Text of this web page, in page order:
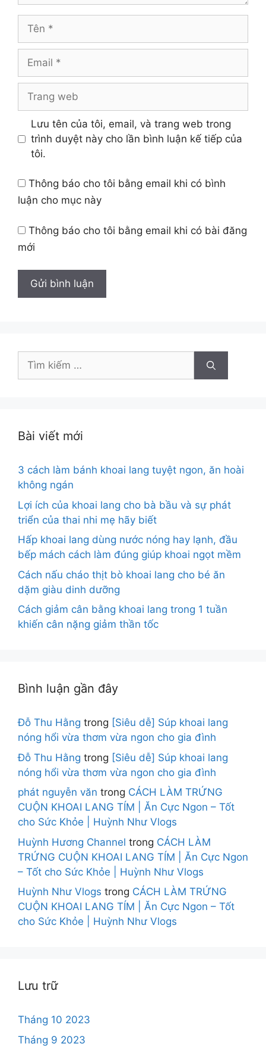
web
Lưu tên của tôi, email, và trang web trong
trình duyệt này cho lần bình luận kế tiếp của
tôi.
Thông báo cho tôi bằng email khi có bình
luận cho mục này
Thông báo cho tôi bằng email khi có bài đăng
mới
Tìm
Bài viết mới
3 cách làm bánh khoai lang tuyệt ngon, ăn hoài
không ngán
Lợi ích của khoai lang cho bà bầu và sự phát
triển của thai nhi mẹ hãy biết
Hấp khoai lang dùng nước nóng hay lạnh, đầu
bếp mách cách làm đúng giúp khoai ngọt mềm
Cách nấu cháo thịt bò khoai lang cho bé ăn
dặm giàu dinh dưỡng
Cách giảm cân bằng khoai lang trong 1 tuần
khiến cân nặng giảm thần tốc
Bình luận gần đây
Đỗ Thu Hằng trong [Siêu dễ] Súp khoai lang
nóng hổi vừa thơm vừa ngon cho gia đình
Đỗ Thu Hằng trong [Siêu dễ] Súp khoai lang
nóng hổi vừa thơm vừa ngon cho gia đình
phát nguyễn văn trong CÁCH LÀM TRỨNG
CUỘN KHOAI LANG TÍM | Ăn Cực Ngon – Tốt
cho Sức Khỏe | Huỳnh Như Vlogs
Huỳnh Hương Channel trong CÁCH LÀM
TRỨNG CUỘN KHOAI LANG TÍM | Ăn Cực Ngon
– Tốt cho Sức Khỏe | Huỳnh Như Vlogs
Huỳnh Như Vlogs trong CÁCH LÀM TRỨNG
CUỘN KHOAI LANG TÍM | Ăn Cực Ngon – Tốt
cho Sức Khỏe | Huỳnh Như Vlogs
Lưu trữ
Tháng 10 2023
Tháng 9 2023